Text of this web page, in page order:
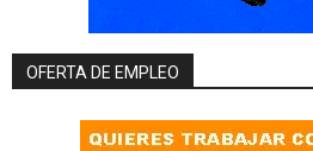
OFERTA DE EMPLEO